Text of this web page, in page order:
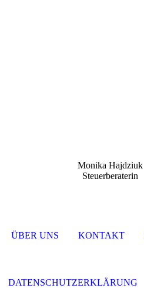
Monika Hajdziuk
Steuerberaterin
ÜBER UNS KONTAKT
DATENSCHUTZERKLÄRUNG